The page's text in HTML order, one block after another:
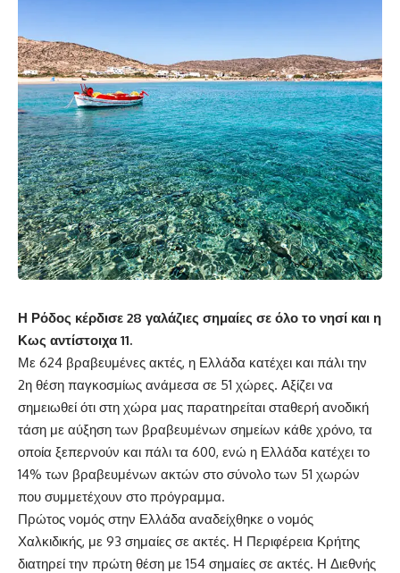
Η Ρόδος κέρδισε 28 γαλάζιες σημαίες σε όλο το νησί και η
Κως αντίστοιχα 11.
Με 624 βραβευμένες ακτές, η Ελλάδα κατέχει και πάλι την
2η θέση παγκοσμίως ανάμεσα σε 51 χώρες. Αξίζει να
σημειωθεί ότι στη χώρα μας παρατηρείται σταθερή ανοδική
τάση με αύξηση των βραβευμένων σημείων κάθε χρόνο, τα
οποία ξεπερνούν και πάλι τα 600, ενώ η Ελλάδα κατέχει το
14% των βραβευμένων ακτών στο σύνολο των 51 χωρών
που συμμετέχουν στο πρόγραμμα.
Πρώτος νομός στην Ελλάδα αναδείχθηκε ο νομός
Χαλκιδικής, με 93 σημαίες σε ακτές. Η Περιφέρεια Κρήτης
διατηρεί την πρώτη θέση με 154 σημαίες σε ακτές. Η Διεθνής